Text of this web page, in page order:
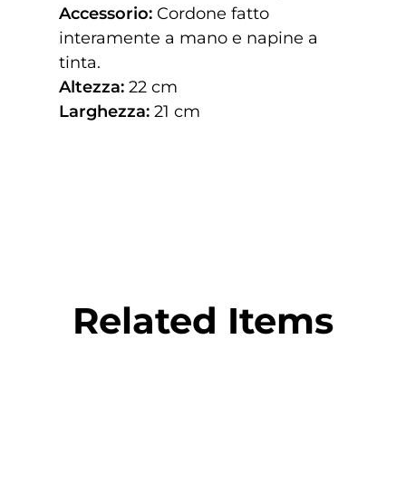
Accessorio: Cordone fatto
interamente a mano e napine a
tinta.
Altezza: 22 cm
Larghezza: 21 cm
Related Items